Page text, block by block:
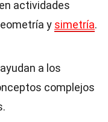
actividades
y simetría.
a los
complejos